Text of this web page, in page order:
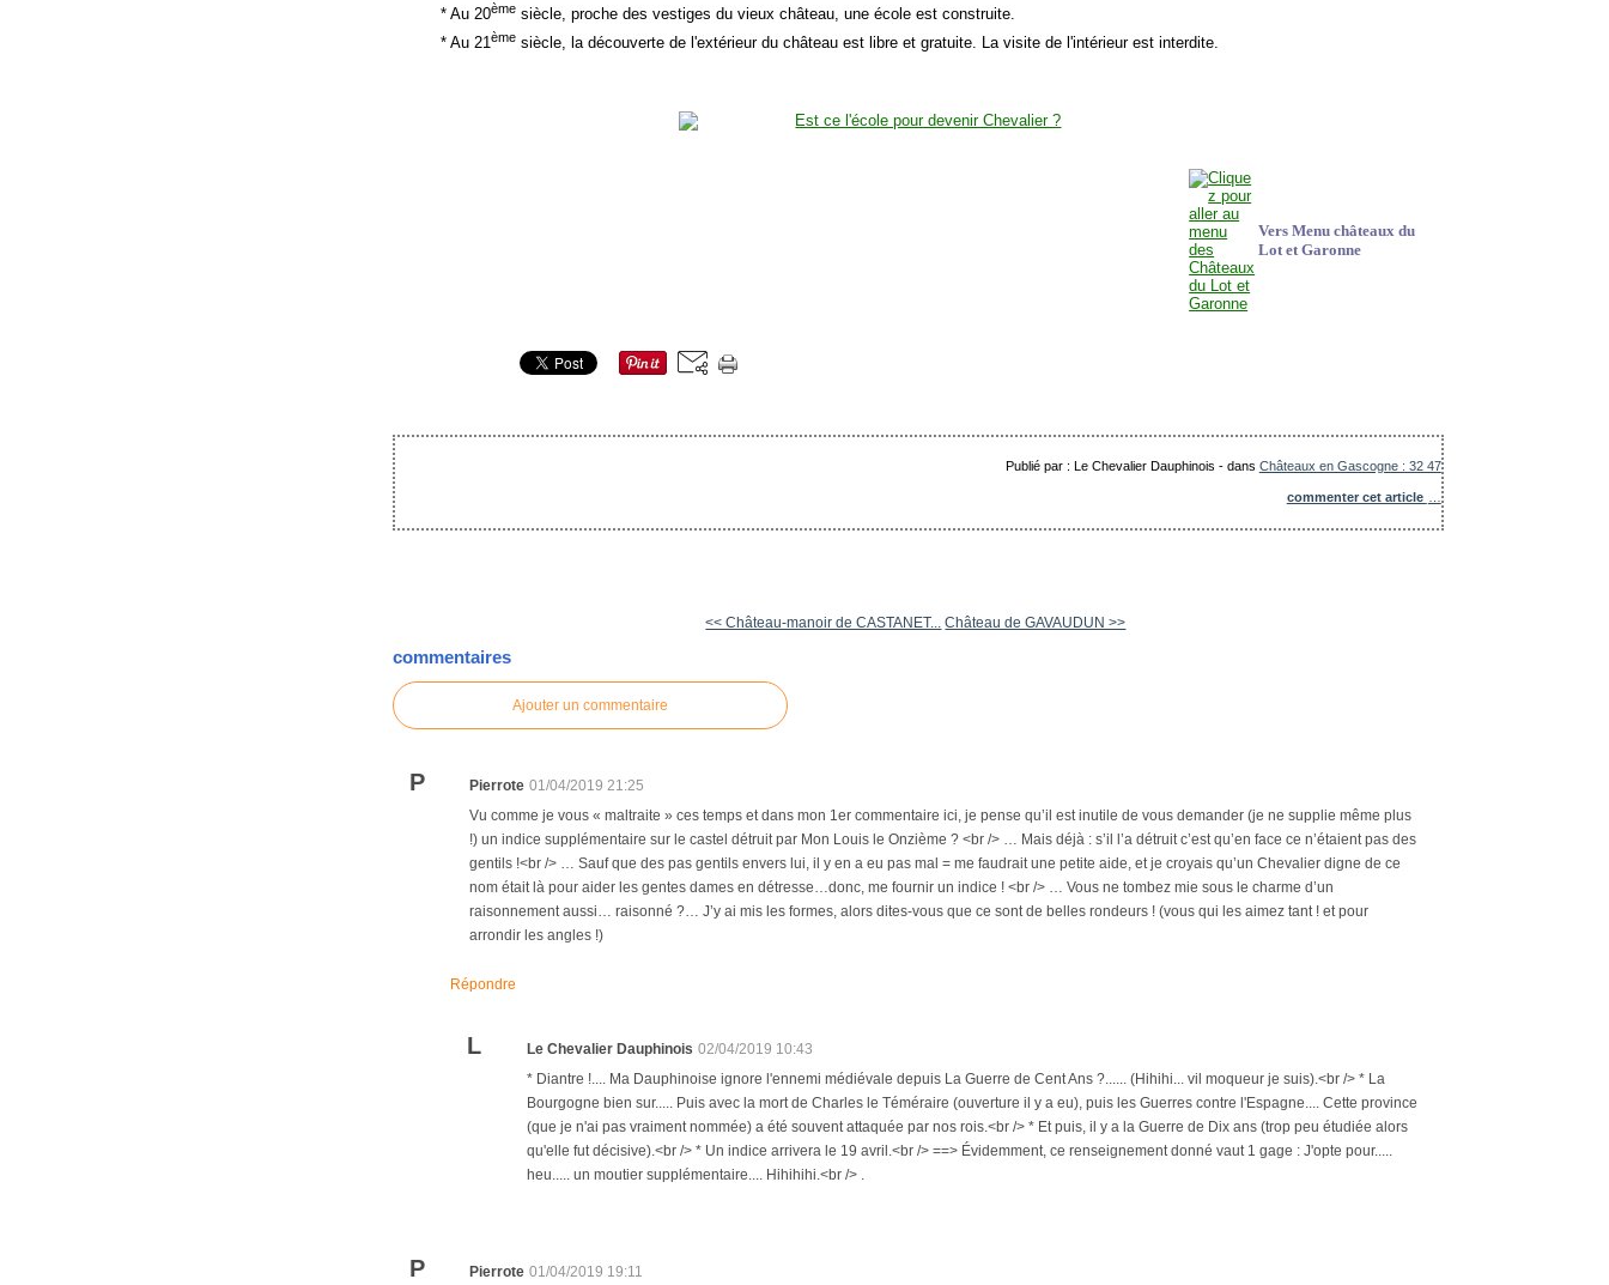
* Au 20ème siècle, proche des vestiges du vieux château, une école est construite.
* Au 21ème siècle, la découverte de l'extérieur du château est libre et gratuite. La visite de l'intérieur est interdite.
Vers Menu châteaux du
Lot et Garonne
Publié par : Le Chevalier Dauphinois -dans Châteaux en Gascogne : 32 47
commenter cet article
<< Château-manoir de CASTANET... Château de GAVAUDUN >>
commentaires
Ajouter un commentaire
P Pierrote 01/04/2019 21:25
Vu comme je vous « maltraite » ces temps et dans mon 1er commentaire ici, je pense qu’il est inutile de vous demander (je ne supplie même plus
!) un indice supplémentaire sur le castel détruit par Mon Louis le Onzième ? <br /> … Mais déjà : s’il l’a détruit c’est qu’en face ce n’étaient pas des
gentils !<br /> … Sauf que des pas gentils envers lui, il y en a eu pas mal = me faudrait une petite aide, et je croyais qu’un Chevalier digne de ce
nom était là pour aider les gentes dames en détresse…donc, me fournir un indice ! <br /> … Vous ne tombez mie sous le charme d’un
raisonnement aussi… raisonné ?… J’y ai mis les formes, alors dites-vous que ce sont de belles rondeurs ! (vous qui les aimez tant ! et pour
arrondir les angles !)
Répondre
L Le Chevalier Dauphinois 02/04/2019 10:43
* Diantre !.... Ma Dauphinoise ignore l'ennemi médiévale depuis La Guerre de Cent Ans ?...... (Hihihi... vil moqueur je suis).<br /> * La
Bourgogne bien sur..... Puis avec la mort de Charles le Téméraire (ouverture il y a eu), puis les Guerres contre l'Espagne.... Cette province
(que je n'ai pas vraiment nommée) a été souvent attaquée par nos rois.<br /> * Et puis, il y a la Guerre de Dix ans (trop peu étudiée alors
qu'elle fut décisive).<br /> * Un indice arrivera le 19 avril.<br /> ==> Évidemment, ce renseignement donné vaut 1 gage : J'opte pour.....
heu..... un moutier supplémentaire.... Hihihihi.<br /> .
P Pierrote 01/04/2019 19:11